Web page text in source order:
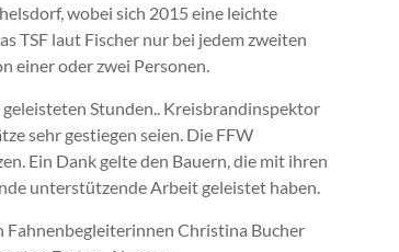
wobei sich 2015 eine leichte
TSF laut Fischer nur bei jedem zweiten
einer oder zwei Personen.
Stunden.. Kreisbrandinspektor
sehr gestiegen seien. Die FFW
Ein Dank gelte den Bauern, die mit ihren
unterstützende Arbeit geleistet haben.
Fahnenbegleiterinnen Christina Bucher